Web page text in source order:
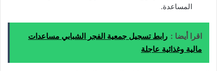
المساعدة.
اقرا أيضا : رابط تسجيل جمعية الفجر الشبابي مساعدات
مالية وغذائية عاجلة